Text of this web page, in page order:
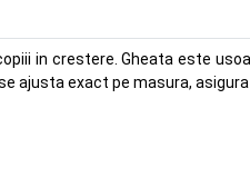
in crestere. Gheata este
exact pe masura,